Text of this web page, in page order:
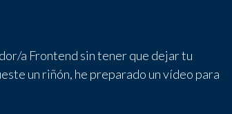
a Frontend sin tener que dejar tu
un riñón, he preparado un vídeo para